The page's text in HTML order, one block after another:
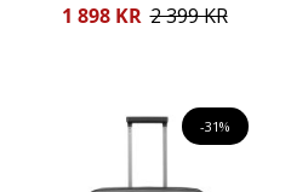
Reducerat
1 898 KR 2 399 KR
-31%